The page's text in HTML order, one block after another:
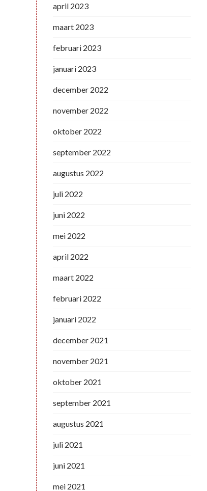
april 2023
maart 2023
februari 2023
januari 2023
december 2022
november 2022
oktober 2022
september 2022
augustus 2022
juli 2022
juni 2022
mei 2022
april 2022
maart 2022
februari 2022
januari 2022
december 2021
november 2021
oktober 2021
september 2021
augustus 2021
juli 2021
juni 2021
mei 2021